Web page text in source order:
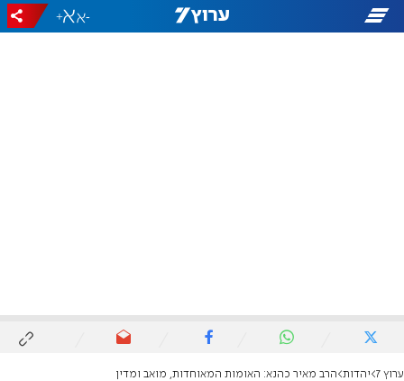
-
+
ערוץ 7 יהדות הרב מאיר כהנא: האומות המאוחדות, מואב ומדין